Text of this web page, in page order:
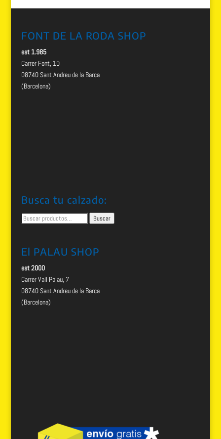
FONT DE LA RODA SHOP
est 1.985
Carrer Font, 10
08740 Sant Andreu de la Barca
(Barcelona)
Busca tu calzado:
Buscar
por:
Buscar
El PALAU SHOP
est 2000
Carrer Vall Palau, 7
08740 Sant Andreu de la Barca
(Barcelona)